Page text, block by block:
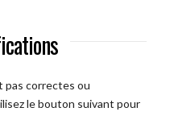
pas correctes ou
le bouton suivant pour